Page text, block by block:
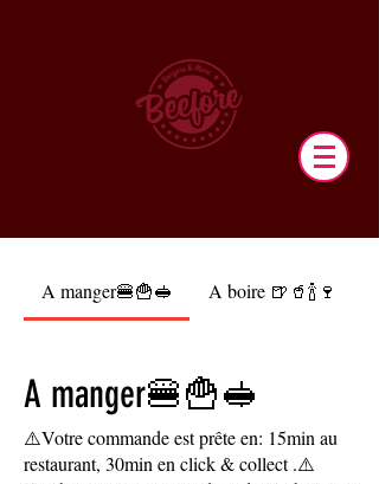
A manger🍔🍟🥪 A boire 🍺🥤🍾🍷
A manger🍔🍟🥪
⚠️Votre commande est prête en: 15min au
restaurant, 30min en click & collect .⚠️